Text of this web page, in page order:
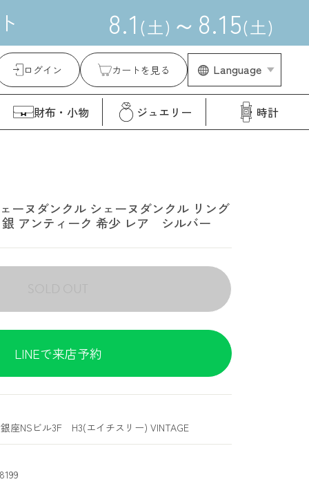
8.1 (土) ～ 8.15(土)
ログイン カートを見る Language
財布・小物 ジュエリー 時計
ーヌダンクル シェーヌダンクル リング
銀 アンティーク 希少 レア シルバー
LINEで来店予約
座NSビル3F H3(エイチスリー) VINTAGE